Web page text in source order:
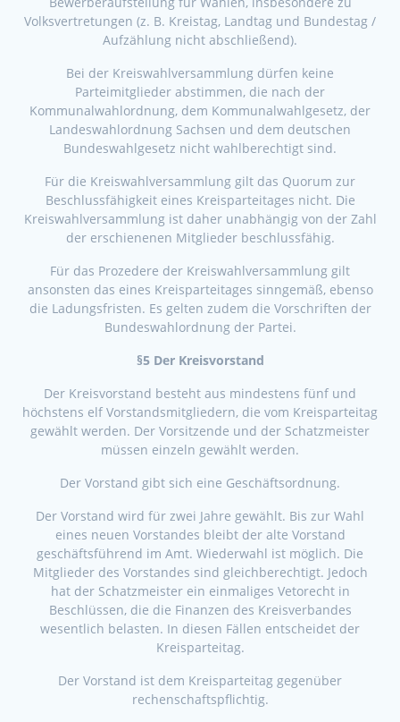
Volksvertretungen (z. B. Kreistag, Landtag und Bundestag /
Aufzählung nicht abschließend).
Bei der Kreiswahlversammlung dürfen keine
Parteimitglieder abstimmen, die nach der
Kommunalwahlordnung, dem Kommunalwahlgesetz, der
Landeswahlordnung Sachsen und dem deutschen
Bundeswahlgesetz nicht wahlberechtigt sind.
Für die Kreiswahlversammlung gilt das Quorum zur
Beschlussfähigkeit eines Kreisparteitages nicht. Die
Kreiswahlversammlung ist daher unabhängig von der Zahl
der erschienenen Mitglieder beschlussfähig.
Für das Prozedere der Kreiswahlversammlung gilt
ansonsten das eines Kreisparteitages sinngemäß, ebenso
die Ladungsfristen. Es gelten zudem die Vorschriften der
Bundeswahlordnung der Partei.
§5 Der Kreisvorstand
Der Kreisvorstand besteht aus mindestens fünf und
höchstens elf Vorstandsmitgliedern, die vom Kreisparteitag
gewählt werden. Der Vorsitzende und der Schatzmeister
müssen einzeln gewählt werden.
Der Vorstand gibt sich eine Geschäftsordnung.
Der Vorstand wird für zwei Jahre gewählt. Bis zur Wahl
eines neuen Vorstandes bleibt der alte Vorstand
geschäftsführend im Amt. Wiederwahl ist möglich. Die
Mitglieder des Vorstandes sind gleichberechtigt. Jedoch
hat der Schatzmeister ein einmaliges Vetorecht in
Beschlüssen, die die Finanzen des Kreisverbandes
wesentlich belasten. In diesen Fällen entscheidet der
Kreisparteitag.
Der Vorstand ist dem Kreisparteitag gegenüber
rechenschaftspflichtig.